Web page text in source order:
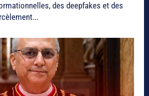
des deepfakes et des